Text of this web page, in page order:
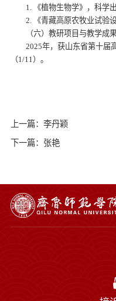
1. 《植物生物学》，科学
2. 《青藏高原农牧业试验
（六）教研项目与教学成
2025年，获山东省第十届
（1/11）。
上一篇：李丹颖
下一篇：张艳